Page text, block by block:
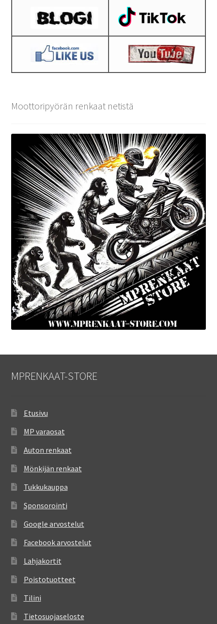
Moottoripyörän renkaat netistä
MPRENKAAT-STORE
Etusivu
MP varaosat
Auton renkaat
Mönkijän renkaat
Tukkukauppa
Sponsorointi
Google arvostelut
Facebook arvostelut
Lahjakortit
Poistotuotteet
Tilini
Tietosuojaseloste